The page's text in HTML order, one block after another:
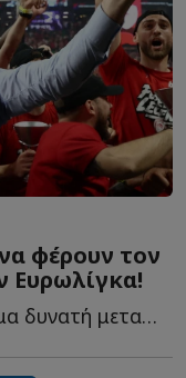
φέρουν τον
Ευρωλίγκα!
Ο Ολυμπιακός ψάχνει μία ακόμα δυνατή μεταγραφή και ξ...